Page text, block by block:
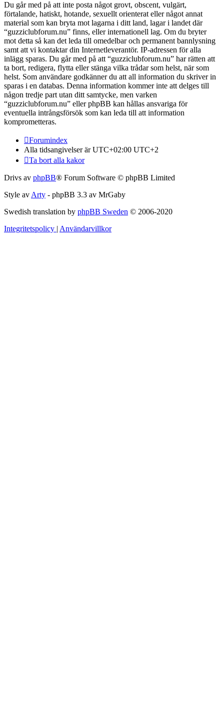
Du går med på att inte posta något grovt, obscent, vulgärt,
förtalande, hatiskt, hotande, sexuellt orienterat eller något annat
material som kan bryta mot lagarna i ditt land, lagar i landet där
“guzziclubforum.nu” finns, eller internationell lag. Om du bryter
mot detta så kan det leda till omedelbar och permanent bannlysning
samt att vi kontaktar din Internetleverantör. IP-adressen för alla
inlägg sparas. Du går med på att “guzziclubforum.nu” har rätten att
ta bort, redigera, flytta eller stänga vilka trådar som helst, när som
helst. Som användare godkänner du att all information du skriver in
sparas i en databas. Denna information kommer inte att delges till
någon tredje part utan ditt samtycke, men varken
“guzziclubforum.nu” eller phpBB kan hållas ansvariga för
eventuella intrångsförsök som kan leda till att information
komprometteras.
Forumindex
Alla tidsangivelser är UTC+02:00 UTC+2
Ta bort alla kakor
Drivs av phpBB® Forum Software © phpBB Limited
Style avArty - phpBB 3.3 av MrGaby
Swedish translation by phpBB Sweden © 2006-2020
Integritetspolicy | Användarvillkor